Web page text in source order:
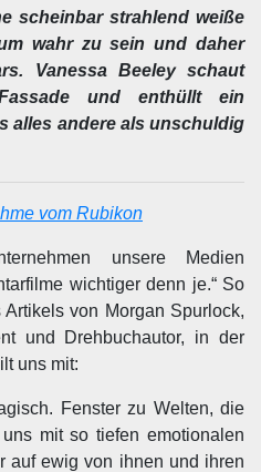
scheinbar strahlend weiße
wahr zu sein und daher
Vanessa Beeley schaut
und enthüllt ein
alles andere als unschuldig
vom Rubikon
unsere Medien
wichtiger denn je.“ So
von Morgan Spurlock,
und Drehbuchautor, in der
uns mit:
Fenster zu Welten, die
mit so tiefen emotionalen
auf ewig von ihnen und ihren